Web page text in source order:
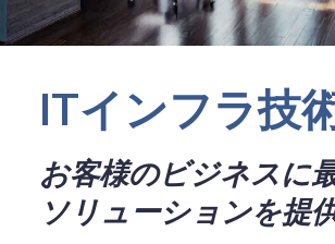
ITインフラ技
お客様のビジネスに
ソリューションを提